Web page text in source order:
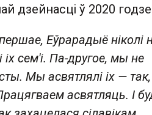
дзейнасці ў 2020
Еўрарадыё ніколі
сем'і. Па-другое, мы не
Мы асвятлялі іх — так,
асвятляць. І